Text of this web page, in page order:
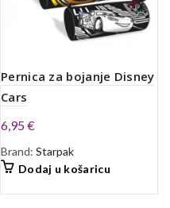
Pernica za bojanje Disney
Cars
6,95€
Brand: Starpak
Dodaj u košaricu